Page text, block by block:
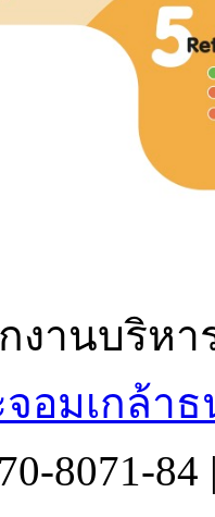
งานบริห
อมเกล้า
8071-84